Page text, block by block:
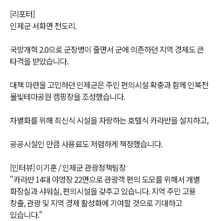
[리포터]
인제군 서화면 천도리.
국방개혁 2.0으로 군장병이 줄면서 군에 의존하던 지역 경제도 큰
타격을 받았습니다.
대책 마련을 고민하던 인제군은 주민 편의시설 확충과 함께 인북천
물빛테마공원 캠핑장을 조성했습니다.
차별화를 위해 최신식 시설을 자랑하는 호텔식 카라반을 설치하고,
공공시설인 만큼 사용료도 저렴하게 책정했습니다.
[인터뷰] 이기훈 / 인제군 관광정책팀장
"카라반 14대 야영장 22면으로 관광객 편의 도모를 위해서 개별
화장실과 샤워실, 편의시설을 갖추고 있습니다. 지역 주민 고용
창출, 관광 및 지역 경제 활성화에 기여할 것으로 기대하고
있습니다."